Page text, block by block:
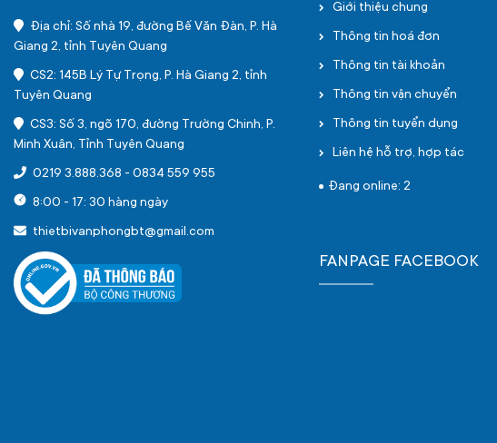
Địa chỉ: Số nhà 19, đường Bế Văn Đàn, P. Hà
Giang 2, tỉnh Tuyên Quang
CS2: 145B Lý Tự Trọng, P. Hà Giang 2, tỉnh
Tuyên Quang
CS3: Số 3, ngõ 170, đường Trường Chinh, P.
Minh Xuân, Tỉnh Tuyên Quang
0219 3.888.368 - 0834 559 955
8:00 - 17: 30 hàng ngày
thietbivanphongbt@gmail.com
Giới thiệu chung
Thông tin hoá đơn
Thông tin tài khoản
Thông tin vận chuyển
Thông tin tuyển dụng
Liên hệ hỗ trợ, hợp tác
Đang online: 2
FANPAGE FACEBOOK